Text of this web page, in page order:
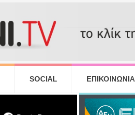
SOCIAL ΕΠΙΚΟΙΝΩΝΙΑ